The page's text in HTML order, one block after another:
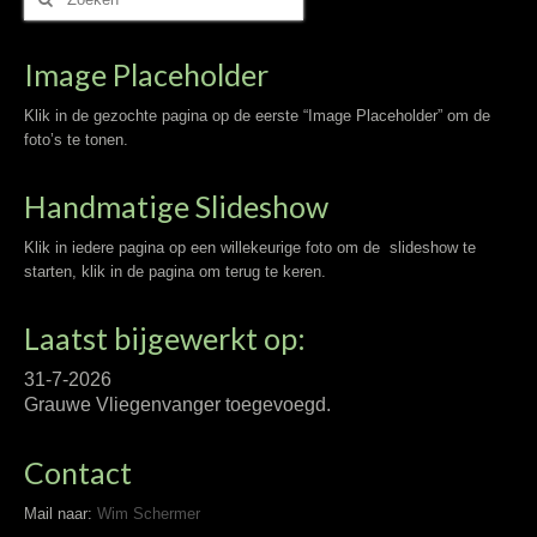
naar:
Image Placeholder
Klik in de gezochte pagina op de eerste “Image Placeholder” om de
foto’s te tonen.
Handmatige Slideshow
Klik in iedere pagina op een willekeurige foto om de slideshow te
starten, klik in de pagina om terug te keren.
Laatst bijgewerkt op:
31-7-2026
Grauwe Vliegenvanger toegevoegd.
Contact
Mail naar: Wim Schermer